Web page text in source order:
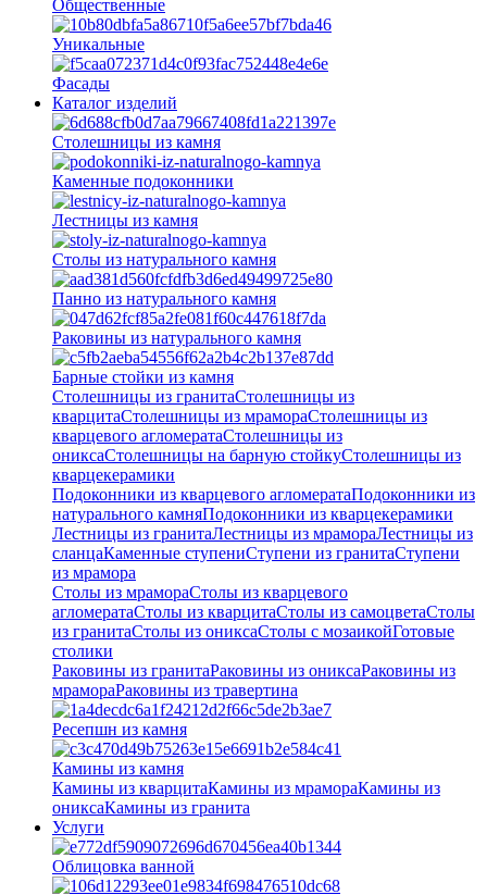
Общественные
Уникальные
Фасады
Каталог изделий
Столешницы из камня
Каменные подоконники
Лестницы из камня
Столы из натурального камня
Панно из натурального камня
Раковины из натурального камня
Барные стойки из камня
Столешницы из гранитаСтолешницы из
кварцитаСтолешницы из мрамораСтолешницы из
кварцевого агломератаCтолешницы из
ониксаСтолешницы на барную стойкуСтолешницы из
кварцекерамики
Подоконники из кварцевого агломератаПодоконники из
натурального камняПодоконники из кварцекерамики
Лестницы из гранитаЛестницы из мрамораЛестницы из
сланцаКаменные ступениСтупени из гранитаСтупени
из мрамора
Столы из мрамораСтолы из кварцевого
агломератаСтолы из кварцитаСтолы из самоцветаСтолы
из гранитаСтолы из ониксаСтолы с мозаикойГотовые
столики
Раковины из гранитаРаковины из ониксаРаковины из
мрамораРаковины из травертина
Ресепшн из камня
Камины из камня
Камины из кварцитаКамины из мрамораКамины из
ониксаКамины из гранита
Услуги
Облицовка ванной